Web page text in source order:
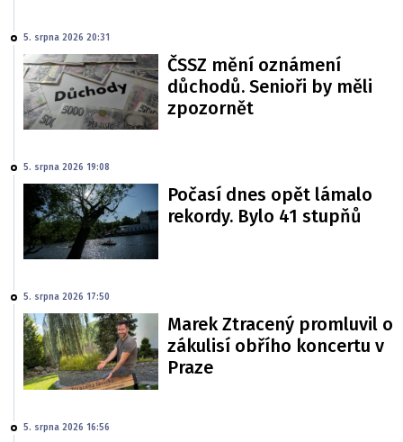
5. srpna 2026 20:31
ČSSZ mění oznámení
důchodů. Senioři by měli
zpozornět
5. srpna 2026 19:08
Počasí dnes opět lámalo
rekordy. Bylo 41 stupňů
5. srpna 2026 17:50
Marek Ztracený promluvil o
zákulisí obřího koncertu v
Praze
5. srpna 2026 16:56